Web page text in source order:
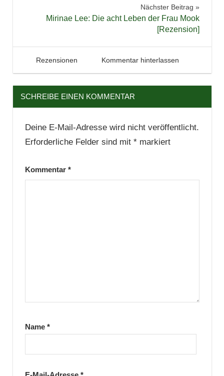
Buchblog
Horror
Lesen
Literatur
Rezension
Spannung
Nächster Beitrag
Mirinae Lee: Die acht Leben der Frau Mook
[Rezension]
4. Januar 2026
Tintenhain
Rezensionen Kommentar hinterlassen
SCHREIBE EINEN KOMMENTAR
Deine E-Mail-Adresse wird nicht veröffentlicht.
Erforderliche Felder sind mit *markiert
Kommentar *
Name *